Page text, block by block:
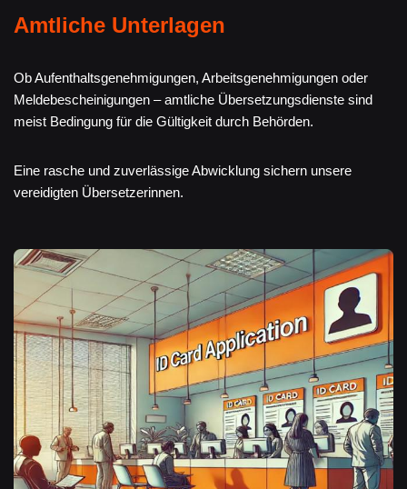
Amtliche Unterlagen
Ob Aufenthaltsgenehmigungen, Arbeitsgenehmigungen oder
Meldebescheinigungen – amtliche Übersetzungsdienste sind
meist Bedingung für die Gültigkeit durch Behörden.
Eine rasche und zuverlässige Abwicklung sichern unsere
vereidigten Übersetzerinnen.